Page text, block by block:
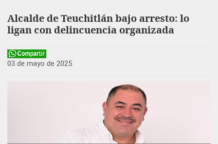
Alcalde de Teuchitlán bajo arresto: lo
ligan con delincuencia organizada
03 de mayo de 2025